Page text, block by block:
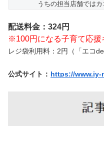
うちの担当店舗では
配送料金：324円
※100円になる子育て応援
レジ袋利用料：2円（「エコ
公式サイト： https://www.iy-